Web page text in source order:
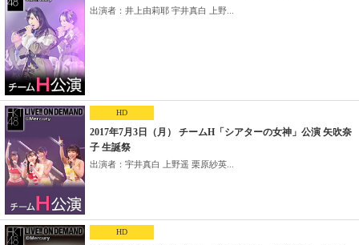
出演者：井上由莉耶 宇井真白 上野...
HD
2017年7月3日（月） チームH「シアターの女神」公演 矢吹奈
子 生誕祭
出演者：宇井真白 上野遥 栗原紗英...
HD